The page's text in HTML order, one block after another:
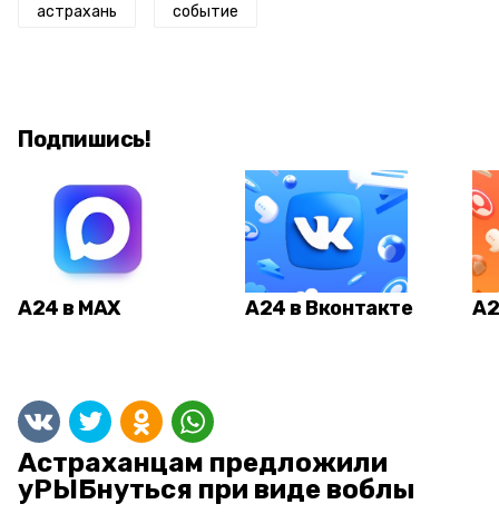
астрахань событие
Подпишись!
А24 в MAX А24 в Вконтакте
Астраханцам предложили
уРЫБнуться при виде воблы